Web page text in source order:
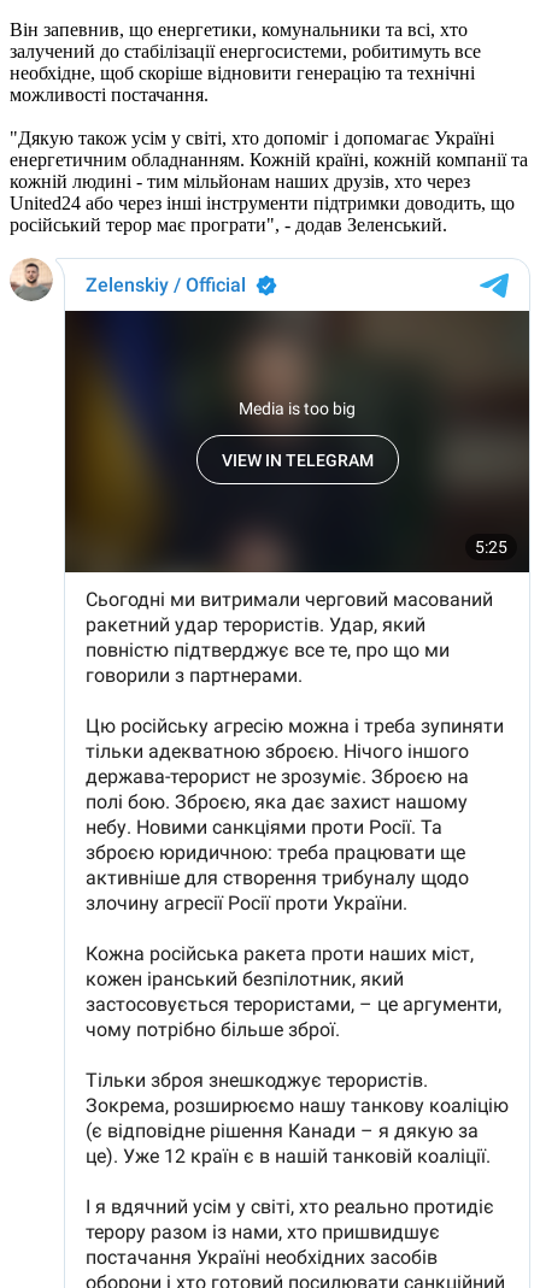
Він запевнив, що енергетики, комунальники та всі, хто
залучений до стабілізації енергосистеми, робитимуть все
необхідне, щоб скоріше відновити генерацію та технічні
можливості постачання.
"Дякую також усім у світі, хто допоміг і допомагає Україні
енергетичним обладнанням. Кожній країні, кожній компанії та
кожній людині - тим мільйонам наших друзів, хто через
United24 або через інші інструменти підтримки доводить, що
російський терор має програти", - додав Зеленський.